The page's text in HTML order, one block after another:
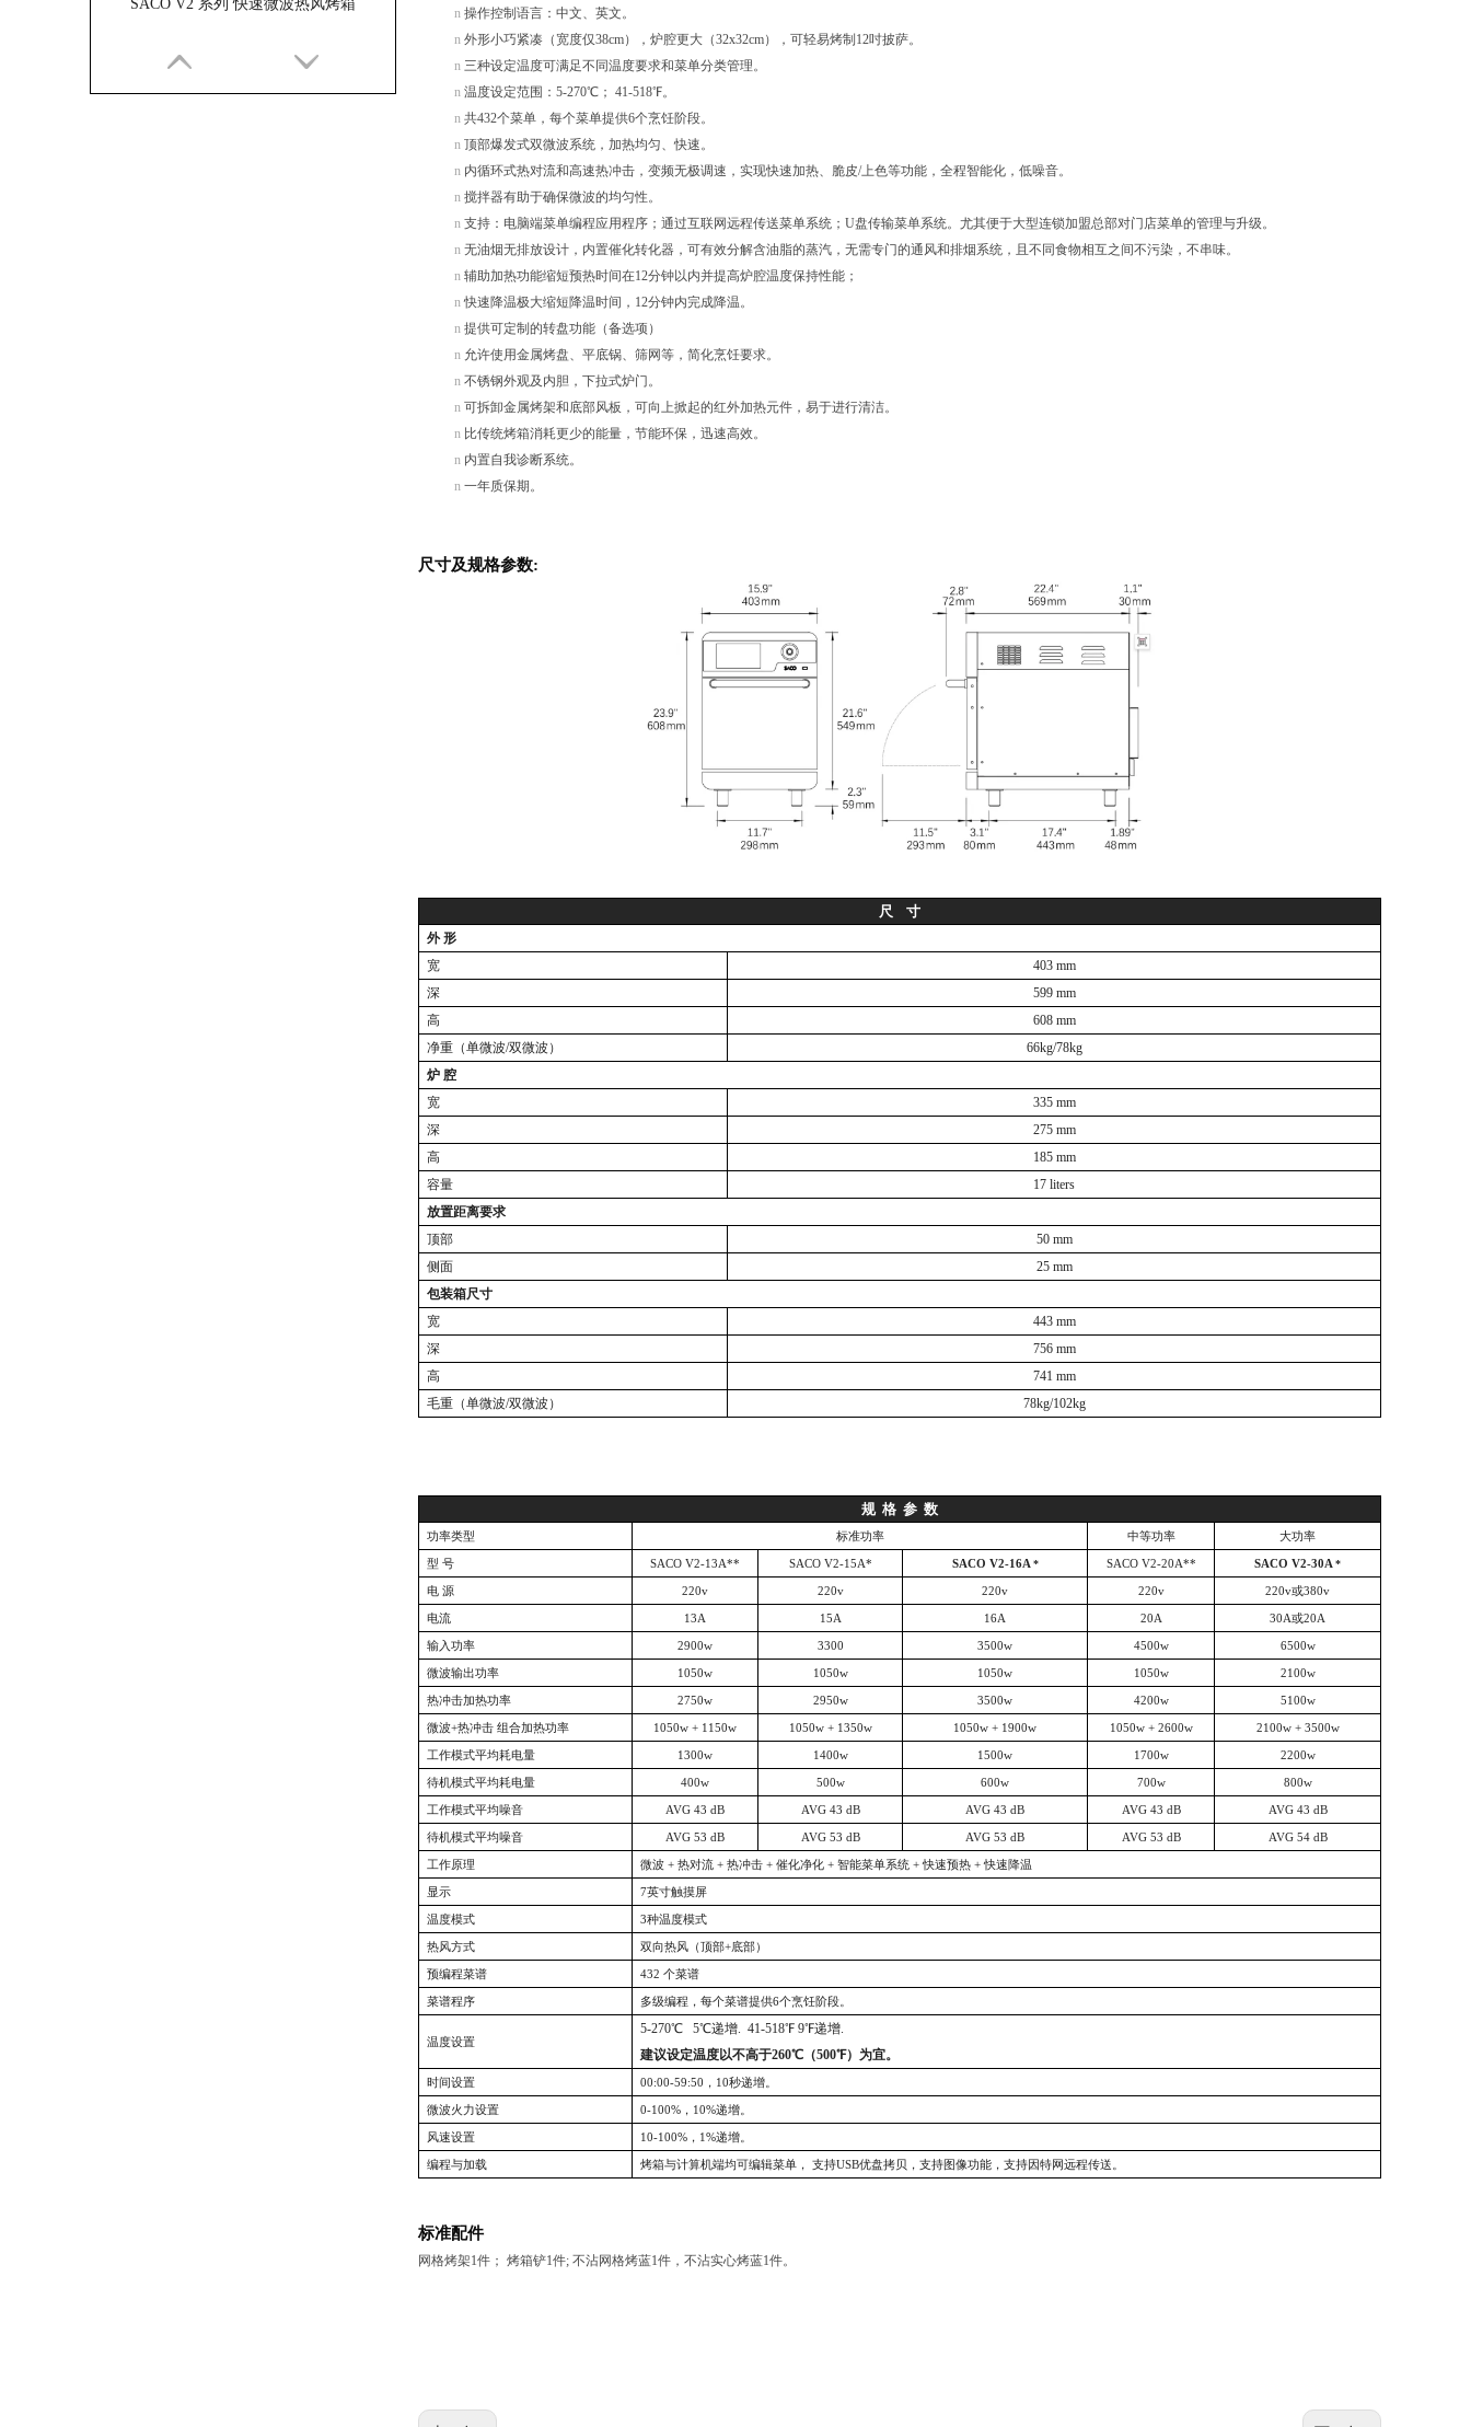
n 操作控制语言：中文、英文。
n 外形小巧紧凑 （宽度仅38cm），炉腔更大（32x32cm），可轻易烤制12吋披萨。
n 三种设定温度可满足不同温度要求和菜单分类管理 。
n 温度设定范围： 5-270℃； 41-518℉。
n 共432个菜单 ， 每个菜单提供6个烹饪阶段。
n 顶部爆发式双微波系统，加热均匀、快速。
n 内循环式热对流和高速热冲击，变频无极调速 ，实现快速加热 脆皮/上色等功能， 全程智能化，低噪音。
n 搅拌器有助于确保微波的均匀性 。
n 支持：电脑端菜单编程应用程序； 通过互联网远程传送菜单系统； U盘传输菜单系统。 尤其便于大型连锁加盟总部对门店菜单的管理与升级。
n 无油烟无排放设计，内置催化转化器，可有效分解含油脂的蒸汽， 无需专门的通风和排烟系统，且不同食物相互之间不污染，不串味。
n 辅助加热功能缩短预热时间在12分钟以内并提高炉腔温度保持性能；
n快速降温极大缩短降温时间， 12分钟内完成降温。
n 提供可定制的转盘功能（备选项）
n 允许使用金属烤盘、平底锅、筛网等，简化烹饪要求。
n 不锈钢外观及内胆，下拉式炉门 。
n 可拆卸金属烤架和底部风板，可向上掀起的红外加热元件，易于进行清洁。
n 比传统烤箱消耗更少的能量，节能环保，迅速高效 。
n 内置自我诊断系统。
n 一年质保期 。
尺寸及规格参数:
尺 寸
外 形
宽
403 mm
深
599 mm
高
608 mm
净重 （单微波/双微波） 66kg/78kg
炉 腔
宽
335 mm
深
275 mm
高
185 mm
容量
17 liters
放置距离要求
顶部
50 mm
侧面
25 mm
包装箱尺寸
宽
443 mm
深
756 mm
高
741 mm
毛重（单微波/双微波） 78kg/102kg
规 格 参 数
功率类型 标准功率 中等功率 大功率
型 号 SACO V2-13A** SACO V2-15A* SACO V2-16A * SACO V2-20A** SACO V2-30A *
电 源 220v 220v 220v 220v 220v或380v
电流 13A 15A 16A 20A 30A或20A
输入功率 2900w 3300 3500w 4500w 6500w
微波输出功率 1050w 1050w 1050w 1050w 2100w
热冲击加热功率 2750w 2950w 3500w 4200w 5100w
微波+热冲击 组合加热功率 1050w + 1150w 1050w + 1350w 1050w + 1900w 1050w + 2600w 2100w + 3500w
工作模式平均耗电量 1300w 1400w 1500w 1700w 2200w
待机模式平均耗电量 400w 500w 600w 700w 800w
工作模式平均噪音 AVG 43 dB AVG 43 dB AVG 43 dB AVG 43 dB AVG 43 dB
待机模式平均噪音 AVG 53 dB AVG 53 dB AVG 53 dB AVG 53 dB AVG 54 dB
工作原理 微波 + 热对流 + 热冲击 + 催化净化 + 智能菜单系统 + 快速预热 + 快速降温
显示 7英寸触摸屏
温度模式 3种温度模式
热风方式 双向热风（顶部+底部）
预编程菜谱 432 个菜谱
菜谱程序 多级编程，每个菜谱提供6个烹饪阶段。
温度设置
5-270℃ 5℃递增 41-518℉ 9℉递增
建议设定温度以不高于260℃ （500℉） 为宜。
时间设置 00:00-59:50，10秒递增。
微波火力设置 0-100%，10%递增。
风速设置 10-100%，1%递增。
编程与加载 烤箱与计算机端均可编辑菜单， 支持USB优盘拷贝，支持图像功能，支持因特网远程传送。
标准配件
网格烤架1件； 烤箱铲1件; 不沾网格烤蓝1件，不沾实心烤蓝1件。